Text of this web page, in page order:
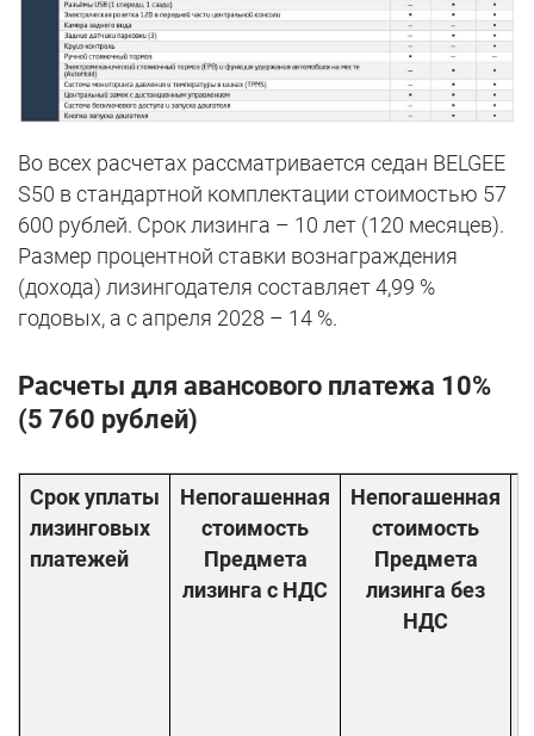
Во всех расчетах рассматривается седан BELGEE
S50 в стандартной комплектации стоимостью 57
600 рублей. Срок лизинга – 10 лет (120 месяцев).
Размер процентной ставки вознаграждения
(дохода) лизингодателя составляет 4,99 %
годовых, а с апреля 2028 – 14 %.
Расчеты для авансового платежа 10%
(5 760 рублей)
Срок уплаты
лизинговых
платежей
Непогашенная
стоимость
Предмета
лизинга с НДС
Непогашенная
стоимость
Предмета
лизинга без
НДС